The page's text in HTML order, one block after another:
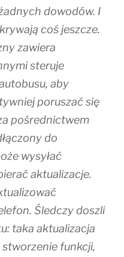
dowodów. I
coś jeszcze.
zawiera
steruje
aby
poruszać się
pośrednictwem
do
wysyłać
aktualizacje.
Śledczy doszli
taka aktualizacja
funkcji,